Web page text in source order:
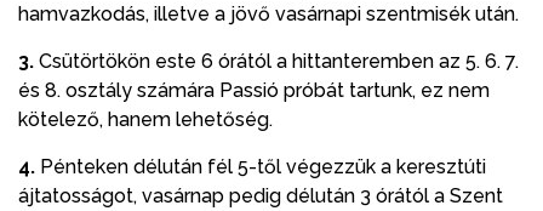
hamvazkodás, illetve a jövő vasárnapi szentmisék után.
3. Csütörtökön este 6 órától a hittanteremben az 5. 6. 7.
és 8. osztály számára Passió próbát tartunk, ez nem
kötelező, hanem lehetőség.
4. Pénteken délután fél 5-től végezzük a keresztúti
ájtatosságot, vasárnap pedig délután 3 órától a Szent